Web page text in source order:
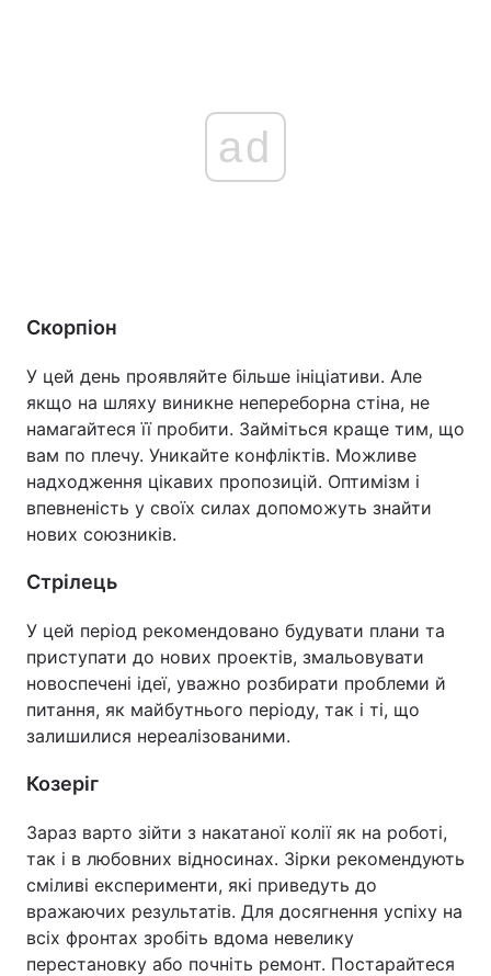
ad
Скорпіон
У цей день проявляйте більше ініціативи. Але
якщо на шляху виникне непереборна стіна, не
намагайтеся її пробити. Займіться краще тим, що
вам по плечу. Уникайте конфліктів. Можливе
надходження цікавих пропозицій. Оптимізм і
впевненість у своїх силах допоможуть знайти
нових союзників.
Стрілець
У цей період рекомендовано будувати плани та
приступати до нових проектів, змальовувати
новоспечені ідеї, уважно розбирати проблеми й
питання, як майбутнього періоду, так і ті, що
залишилися нереалізованими.
Козеріг
Зараз варто зійти з накатаної колії як на роботі,
так і в любовних відносинах. Зірки рекомендують
сміливі експерименти, які приведуть до
вражаючих результатів. Для досягнення успіху на
всіх фронтах зробіть вдома невелику
перестановку або почніть ремонт. Постарайтеся